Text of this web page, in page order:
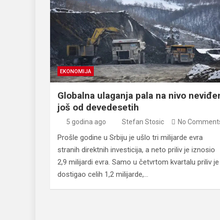
EKONOMIJA
Globalna ulaganja pala na nivo
još od devedesetih
5 godina ago Stefan Stosic No
Prošle godine u Srbiju je ušlo tri milijarde evra
stranih direktnih investicija, a neto priliv je iznosio
2,9 milijardi evra. Samo u četvrtom kvartalu priliv je
dostigao celih 1,2 milijarde,…